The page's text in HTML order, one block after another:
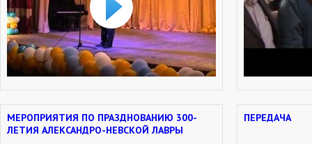
МЕРОПРИЯТИЯ ПО ПРАЗДНОВАНИЮ 300-
ЛЕТИЯ АЛЕКСАНДРО-НЕВСКОЙ ЛАВРЫ
ПЕРЕДАЧА